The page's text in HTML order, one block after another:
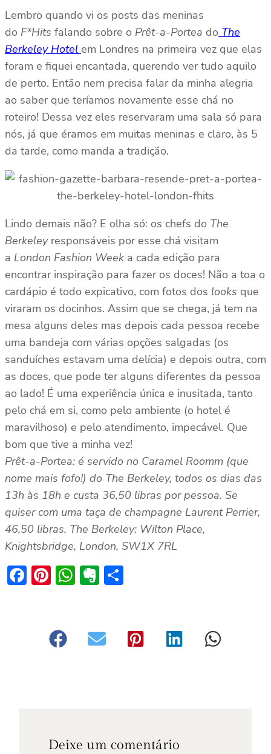
Lembro quando vi os posts das meninas
do F*Hits falando sobre o Prêt-a-Portea do The
Berkeley Hotel em Londres na primeira vez que elas
foram e fiquei encantada, querendo ver tudo aquilo
de perto. Então nem precisa falar da minha alegria
ao saber que teríamos novamente esse chá no
roteiro! Dessa vez eles reservaram uma sala só para
nós, já que éramos em muitas meninas e claro, às 5
da tarde, como manda a tradição.
Lindo demais não? E olha só: os chefs do The
Berkeley responsáveis por esse chá visitam
a London Fashion Week a cada edição para
encontrar inspiração para fazer os doces! Não a toa o
cardápio é todo expicativo, com fotos dos looks que
viraram os docinhos. Assim que se chega, já tem na
mesa alguns deles mas depois cada pessoa recebe
uma bandeja com várias opções salgadas (os
sanduíches estavam uma delícia) e depois outra, com
as doces, que pode ter alguns diferentes da pessoa
ao lado! É uma experiência única e inusitada, tanto
pelo chá em si, como pelo ambiente (o hotel é
maravilhoso) e pelo atendimento, impecável. Que
bom que tive a minha vez!
Prêt-a-Portea: é servido no Caramel Roomm (que
nome mais fofo!) do The Berkeley, todos os dias das
13h às 18h e custa 36,50 libras por pessoa. Se
quiser com uma taça de champagne Laurent Perrier,
46,50 libras. The Berkeley: Wilton Place,
Knightsbridge, London, SW1X 7RL
Facebook
Pinterest
WhatsApp
Evernote
Deixe um comentário